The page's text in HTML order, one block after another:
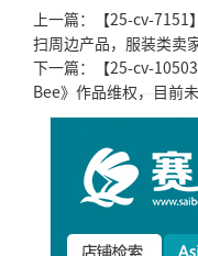
上一篇：
【25-cv-7151
扫周边产品，服装类卖
下一篇：
【25-cv-
Bee》作品维权，目前未